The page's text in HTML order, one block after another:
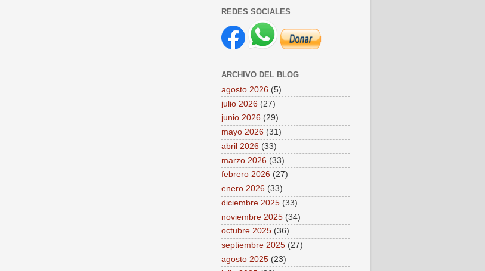
REDES SOCIALES
ARCHIVO DEL BLOG
agosto 2026 (5)
julio 2026 (27)
junio 2026 (29)
mayo 2026 (31)
abril 2026 (33)
marzo 2026 (33)
febrero 2026 (27)
enero 2026 (33)
diciembre 2025 (33)
noviembre 2025 (34)
octubre 2025 (36)
septiembre 2025 (27)
agosto 2025 (23)